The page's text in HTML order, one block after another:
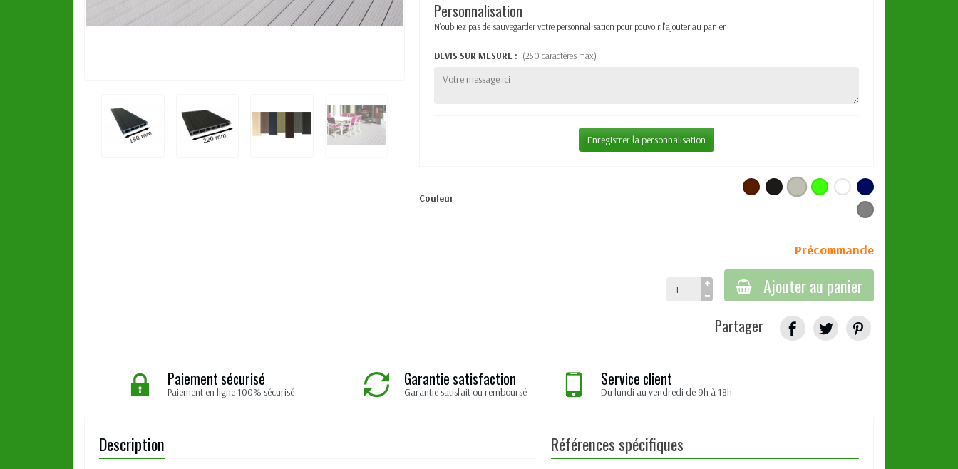
Personnalisation
N'oubliez pas de sauvegarder votre personnalisation pour pouvoir l'ajouter au panier
DEVIS SUR MESURE : (250 caractères max)
Enregistrer la personnalisation
Couleur
Précommande
Ajouter au panier
Partager
Paiement sécurisé
Paiement en ligne 100% sécurisé
Garantie satisfaction
Garantie satisfait ou remboursé
Service client
Du lundi au vendredi de 9h à 18h
Description Références spécifiques